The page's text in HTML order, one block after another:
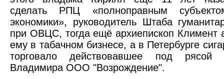
сделать РПЦ «полноправным
экономики», руководитель Штаба
при ОВЦС, тогда ещё архиепископ Климент
ему в табачном бизнесе, а в Петербурге
торговало действовавшее под рясой
Владимира ООО "Возрождение".